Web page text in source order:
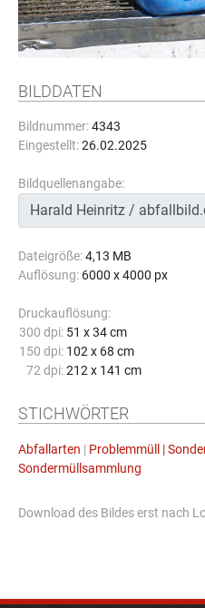
BILDDATEN
Bildnummer:4343
Eingestellt:26.02.2025
Bildquellenangabe:
Dateigröße:4,13 MB
Auflösung: 6000 x 4000 px
Druckauflösung:
300 dpi: 51 x 34 cm
150 dpi: 102 x 68 cm
72 dpi: 212 x 141 cm
STICHWÖRTER
Abfallarten | Problemmüll |
Sondermüllsammlung
Download des Bildes erst nach